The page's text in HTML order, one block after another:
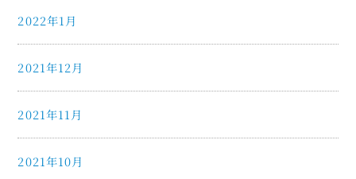
2022年1月
2021年12月
2021年11月
2021年10月